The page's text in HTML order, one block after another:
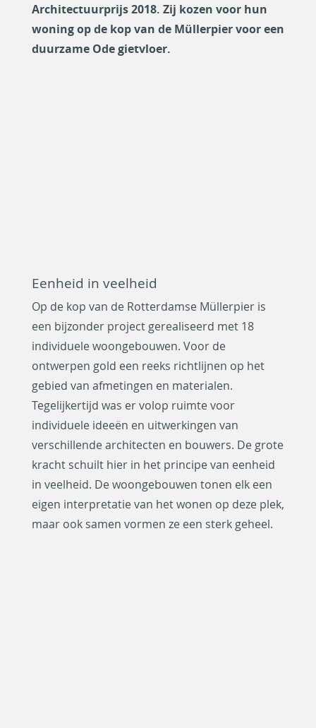
Architectuurprijs 2018. Zij kozen voor hun
woning op de kop van de Müllerpier voor een
duurzame Ode gietvloer.
Eenheid in veelheid
Op de kop van de Rotterdamse Müllerpier is
een bijzonder project gerealiseerd met 18
individuele woongebouwen. Voor de
ontwerpen gold een reeks richtlijnen op het
gebied van afmetingen en materialen.
Tegelijkertijd was er volop ruimte voor
individuele ideeën en uitwerkingen van
verschillende architecten en bouwers. De grote
kracht schuilt hier in het principe van eenheid
in veelheid. De woongebouwen tonen elk een
eigen interpretatie van het wonen op deze plek,
maar ook samen vormen ze een sterk geheel.